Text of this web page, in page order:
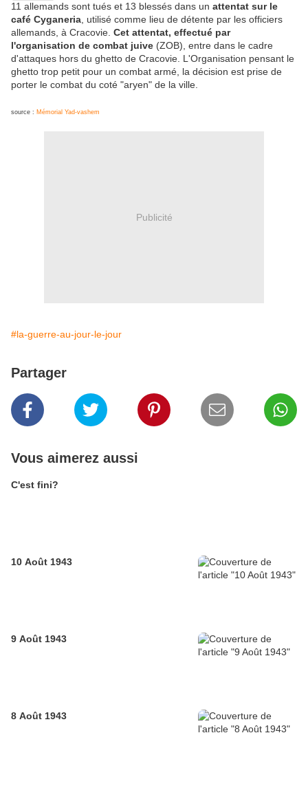
11 allemands sont tués et 13 blessés dans un attentat sur le
café Cyganeria , utilisé comme lieu de détente par les officiers
allemands, à Cracovie. Cet attentat, effectué par
l'organisation de combat juive (ZOB), entre dans le cadre
d'attaques hors du ghetto de Cracovie. L'Organisation pensant le
ghetto trop petit pour un combat armé, la décision est prise de
porter le combat du coté "aryen" de la ville.
source : Mémorial Yad-vashem
Publicité
#la-guerre-au-jour-le-jour
Partager
Vous aimerez aussi
C'est fini?
10 Août 1943
9 Août 1943
8 Août 1943